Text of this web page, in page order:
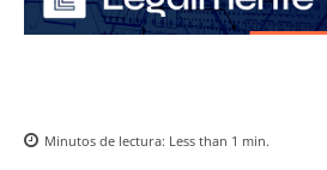
Minutos de lectura: Less than 1 min.